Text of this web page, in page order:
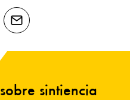
sintiencia